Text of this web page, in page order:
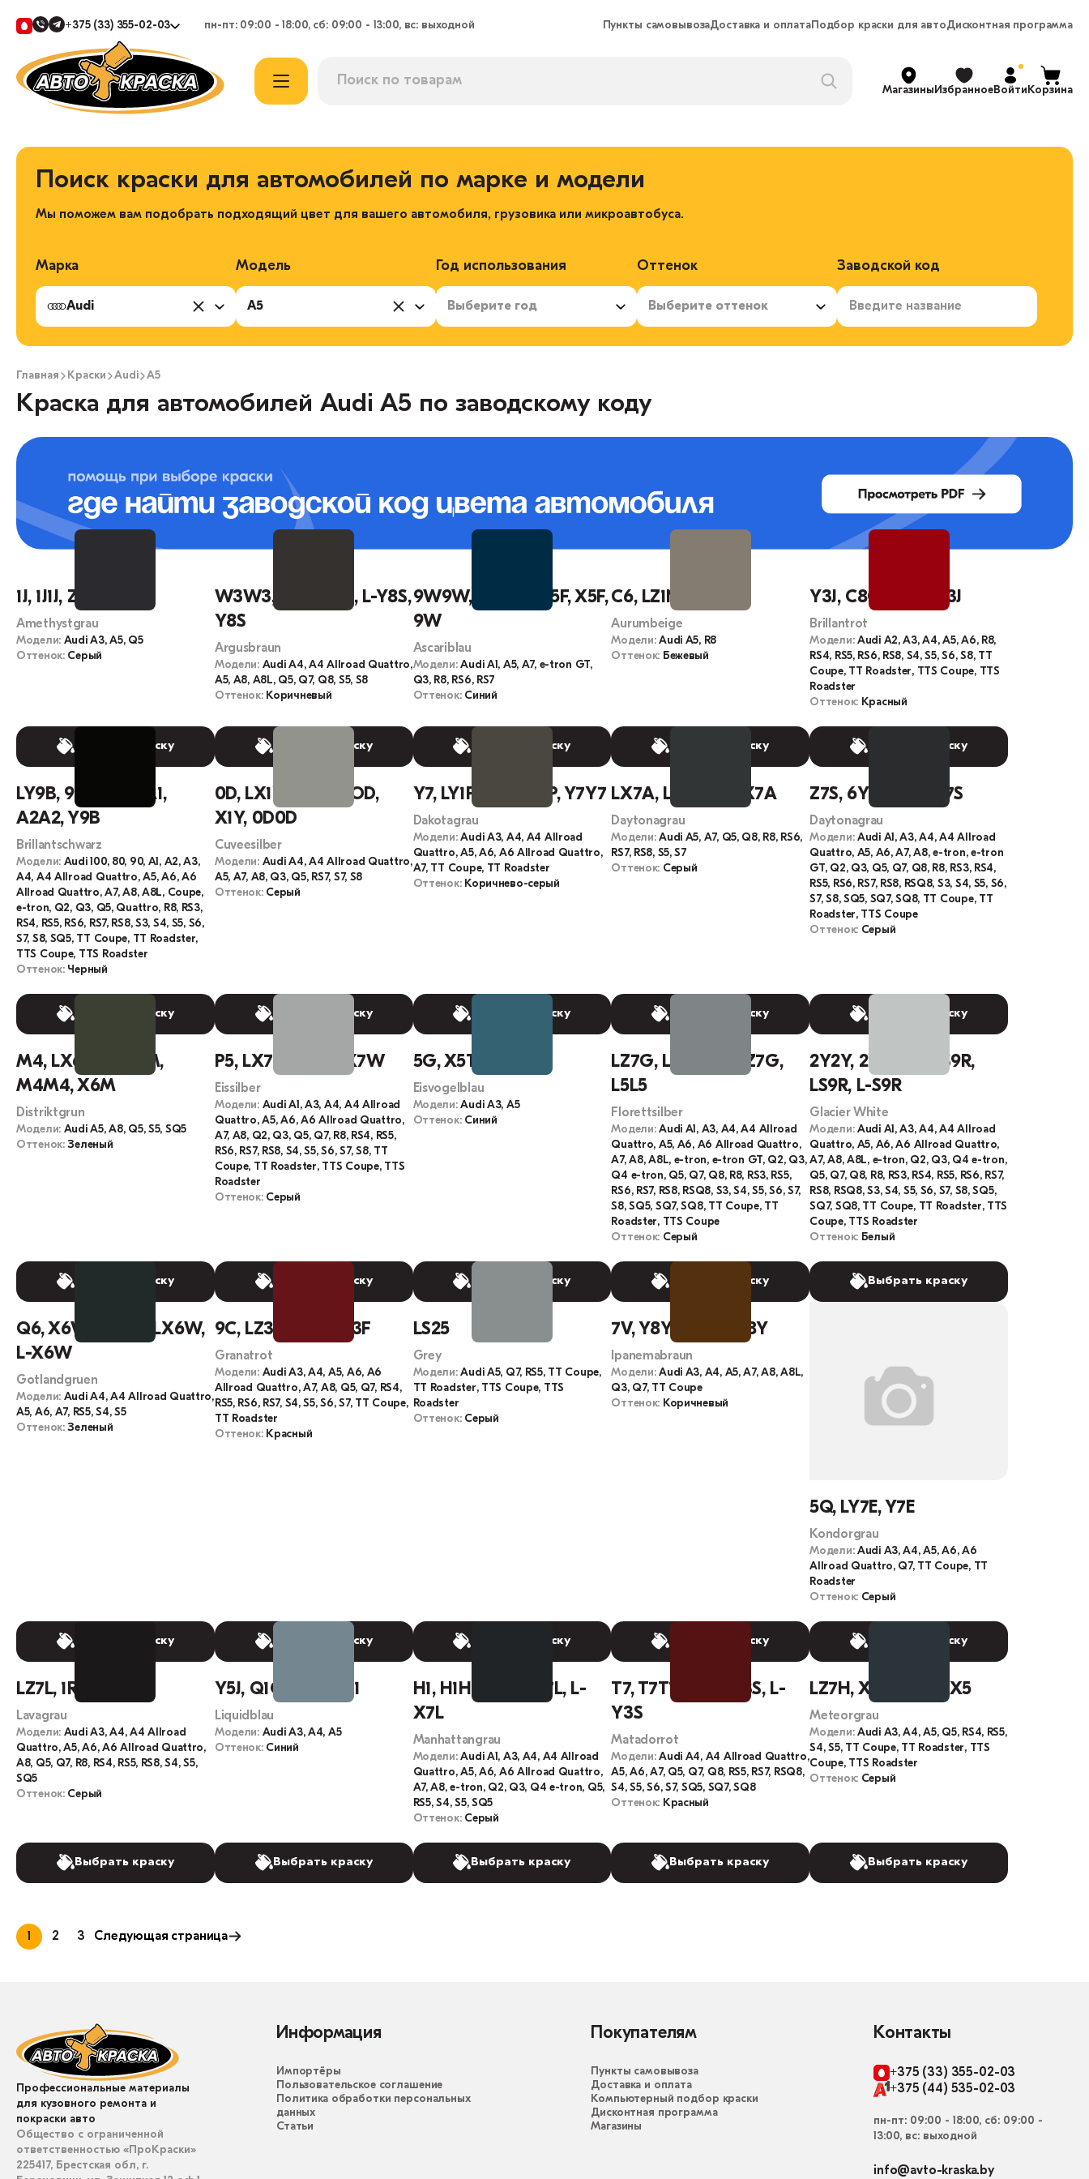
+375 (33) 355-02-03 пн-пт: 09:00 - 18:00, сб: 09:00 - 13:00, вс: выходной Пункты самовывозаДоставка и оплатаПодбор краски для автоДисконтная программа
МагазиныИзбранноеВойтиКорзина
Поиск краски для автомобилей по марке и модели
Мы поможем вам подобрать подходящий цвет для вашего автомобиля, грузовика или микроавтобуса.
Марка
Audi
Модель
A5
Год использования
Выберите год
Оттенок
Выберите оттенок
Заводской код
Главная Краски Audi A5
Краска для автомобилей Audi A5 по заводскому коду
1J, 1J1J, Z4X, LZ4X
Amethystgrau
Модели: Audi A3, A5, Q5
Оттенок: Серый
Выбрать краску
W3W3, W3, LY8S, L-Y8S,
Y8S
Argusbraun
Модели: Audi A4, A4 Allroad Quattro,
A5, A8, A8L, Q5, Q7, Q8, S5, S8
Оттенок: Коричневый
Выбрать краску
9W9W, LX5F, L-X5F, X5F,
9W
Ascariblau
Модели:Audi A1, A5, A7, e-tron GT,
Q3, R8, RS6, RS7
Оттенок: Синий
Выбрать краску
C6, LZ1N, Z1N
Aurumbeige
Модели:Audi A5, R8
Оттенок: Бежевый
Выбрать краску
Y3J, C8C8, C8, LY3J
Brillantrot
Модели: Audi A2, A3, A4, A5, A6, R8,
RS4, RS5, RS6, RS8, S4, S5, S6, S8, TT
Coupe, TT Roadster, TTS Coupe, TTS
Roadster
Оттенок: Красный
Выбрать краску
LY9B, 9004, A2, A1,
A2A2, Y9B
Brillantschwarz
Модели: Audi 100, 80, 90, A1, A2, A3,
A4, A4 Allroad Quattro, A5, A6, A6
Allroad Quattro, A7, A8, A8L, Coupe,
e-tron, Q2, Q3, Q5, Quattro, R8, RS3,
RS4, RS5, RS6, RS7, RS8, S3, S4, S5, S6,
S7, S8, SQ5, TT Coupe, TT Roadster,
TTS Coupe, TTS Roadster
Оттенок: Черный
Выбрать краску
0D, LX1Y, OD, ODOD,
X1Y, 0D0D
Cuveesilber
Модели: Audi A4, A4 Allroad Quattro,
A5, A7, A8, Q3, Q5, RS7, S7, S8
Оттенок: Серый
Выбрать краску
Y7, LY1P, L-Y1P, Y1P, Y7Y7
Dakotagrau
Модели:Audi A3, A4, A4 Allroad
Quattro, A5, A6, A6 Allroad Quattro,
A7, TT Coupe, TT Roadster
Оттенок: Коричнево-серый
Выбрать краску
LX7A, L-X7A, I6, X7A
Daytonagrau
Модели:Audi A5, A7, Q5, Q8, R8, RS6,
RS7, RS8, S5, S7
Оттенок: Серый
Выбрать краску
Z7S, 6Y6Y, 6Y, LZ7S
Daytonagrau
Модели: Audi A1, A3, A4, A4 Allroad
Quattro, A5, A6, A7, A8, e-tron, e-tron
GT, Q2, Q3, Q5, Q7, Q8, R8, RS3, RS4,
RS5, RS6, RS7, RS8, RSQ8, S3, S4, S5, S6,
S7, S8, SQ5, SQ7, SQ8, TT Coupe, TT
Roadster, TTS Coupe
Оттенок: Серый
Выбрать краску
M4, LX6M, L-X6M,
M4M4, X6M
Distriktgrun
Модели: Audi A5, A8, Q5, S5, SQ5
Оттенок:Зеленый
Выбрать краску
P5, LX7W, P5P5, X7W
Eissilber
Модели: Audi A1, A3, A4, A4 Allroad
Quattro, A5, A6, A6 Allroad Quattro,
A7, A8, Q2, Q3, Q5, Q7, R8, RS4, RS5,
RS6, RS7, RS8, S4, S5, S6, S7, S8, TT
Coupe, TT Roadster, TTS Coupe, TTS
Roadster
Оттенок: Серый
Выбрать краску
5G, X5T, LX5T
Eisvogelblau
Модели:Audi A3, A5
Оттенок: Синий
Выбрать краску
LZ7G, L-Z7G, L5, Z7G,
L5L5
Florettsilber
Модели:Audi A1, A3, A4, A4 Allroad
Quattro, A5, A6, A6 Allroad Quattro,
A7, A8, A8L, e-tron, e-tron GT, Q2, Q3,
Q4 e-tron, Q5, Q7, Q8, R8, RS3, RS5,
RS6, RS7, RS8, RSQ8, S3, S4, S5, S6, S7,
S8, SQ5, SQ7, SQ8, TT Coupe, TT
Roadster, TTS Coupe
Оттенок: Серый
Выбрать краску
2Y2Y, 2Y, 91333, S9R,
LS9R, L-S9R
Glacier White
Модели: Audi A1, A3, A4, A4 Allroad
Quattro, A5, A6, A6 Allroad Quattro,
A7, A8, A8L, e-tron, Q2, Q3, Q4 e-tron,
Q5, Q7, Q8, R8, RS3, RS4, RS5, RS6, RS7,
RS8, RSQ8, S3, S4, S5, S6, S7, S8, SQ5,
SQ7, SQ8, TT Coupe, TT Roadster, TTS
Coupe, TTS Roadster
Оттенок: Белый
Выбрать краску
Q6, X6W, Q6Q6, LX6W,
L-X6W
Gotlandgruen
Модели: Audi A4, A4 Allroad Quattro,
A5, A6, A7, RS5, S4, S5
Оттенок:Зеленый
Выбрать краску
9C, LZ3F, L-Z3F, Z3F
Granatrot
Модели: Audi A3, A4, A5, A6, A6
Allroad Quattro, A7, A8, Q5, Q7, RS4,
RS5, RS6, RS7, S4, S5, S6, S7, TT Coupe,
TT Roadster
Оттенок: Красный
Выбрать краску
LS25
Grey
Модели:Audi A5, Q7, RS5, TT Coupe,
TT Roadster, TTS Coupe, TTS
Roadster
Оттенок: Серый
Выбрать краску
7V, Y8Y, 7V7V, LY8Y
Ipanemabraun
Модели:Audi A3, A4, A5, A7, A8, A8L,
Q3, Q7, TT Coupe
Оттенок: Коричневый
Выбрать краску
5Q, LY7E, Y7E
Kondorgrau
Модели: Audi A3, A4, A5, A6, A6
Allroad Quattro, Q7, TT Coupe, TT
Roadster
Оттенок: Серый
Выбрать краску
LZ7L, 1R, 1R1R, Z7L
Lavagrau
Модели: Audi A3, A4, A4 Allroad
Quattro, A5, A6, A6 Allroad Quattro,
A8, Q5, Q7, R8, RS4, RS5, RS8, S4, S5,
SQ5
Оттенок: Серый
Выбрать краску
Y5J, Q1Q1, LY5J, Q1
Liquidblau
Модели: Audi A3, A4, A5
Оттенок: Синий
Выбрать краску
H1, H1H1, X7L, LX7L, L-
X7L
Manhattangrau
Модели:Audi A1, A3, A4, A4 Allroad
Quattro, A5, A6, A6 Allroad Quattro,
A7, A8, e-tron, Q2, Q3, Q4 e-tron, Q5,
RS5, S4, S5, SQ5
Оттенок: Серый
Выбрать краску
T7, T7T7, Y3S, LY3S, L-
Y3S
Matadorrot
Модели:Audi A4, A4 Allroad Quattro,
A5, A6, A7, Q5, Q7, Q8, RS5, RS7, RSQ8,
S4, S5, S6, S7, SQ5, SQ7, SQ8
Оттенок: Красный
Выбрать краску
LZ7H, X5, Z7H, X5X5
Meteorgrau
Модели: Audi A3, A4, A5, Q5, RS4, RS5,
S4, S5, TT Coupe, TT Roadster, TTS
Coupe, TTS Roadster
Оттенок: Серый
Выбрать краску
1 2 3 Следующая страница
Профессиональные материалы
для кузовного ремонта и
покраски авто
Общество с ограниченной
ответственностью «ПроКраски»
225417, Брестская обл, г.
Информация
Импортёры
Пользовательское соглашение
Политика обработки персональных
данных
Статьи
Покупателям
Пункты самовывоза
Доставка и оплата
Компьютерный подбор краски
Дисконтная программа
Магазины
Контакты
+375 (33) 355-02-03
+375 (44) 535-02-03
пн-пт: 09:00 - 18:00, сб: 09:00 -
13:00, вс: выходной
info@avto-kraska.by